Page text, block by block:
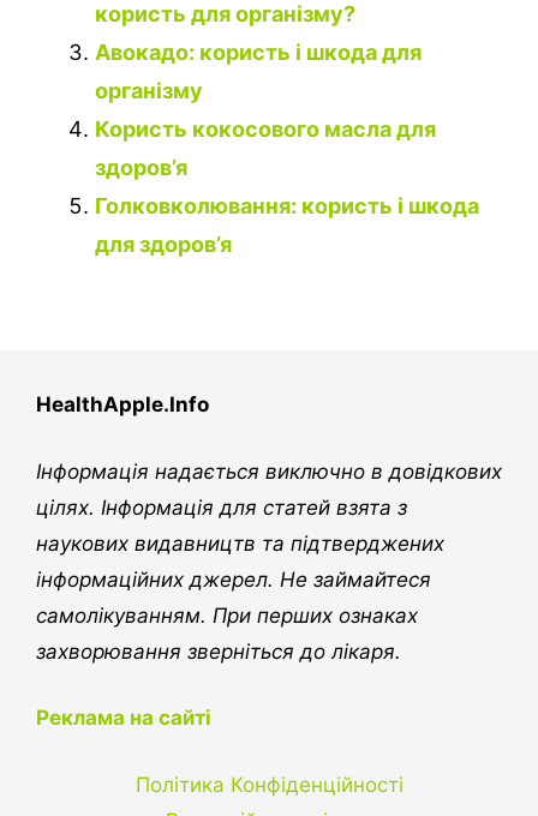
користь для організму?
Авокадо: користь і шкода для
організму
Користь кокосового масла для
здоров’я
Голковколювання: користь і шкода
для здоров’я
HealthApple.Info
Інформація надається виключно в довідкових
цілях. Інформація для статей взята з
наукових видавництв та підтверджених
інформаційних джерел. Не займайтеся
самолікуванням. При перших ознаках
захворювання зверніться до лікаря.
Реклама на сайті
Політика Конфіденційності